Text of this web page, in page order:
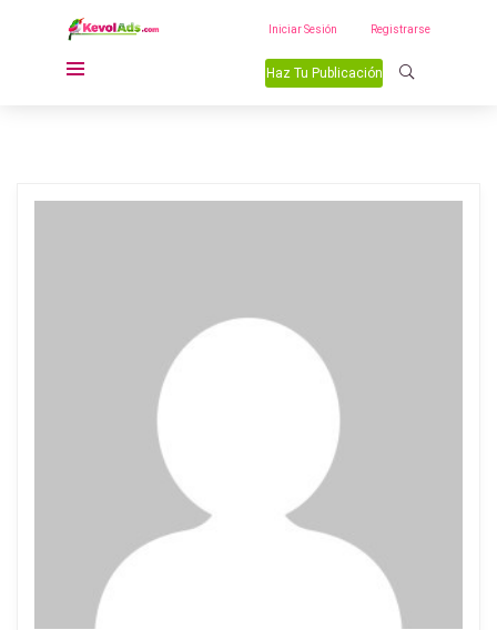
Iniciar Sesión Registrarse
Haz Tu Publicación